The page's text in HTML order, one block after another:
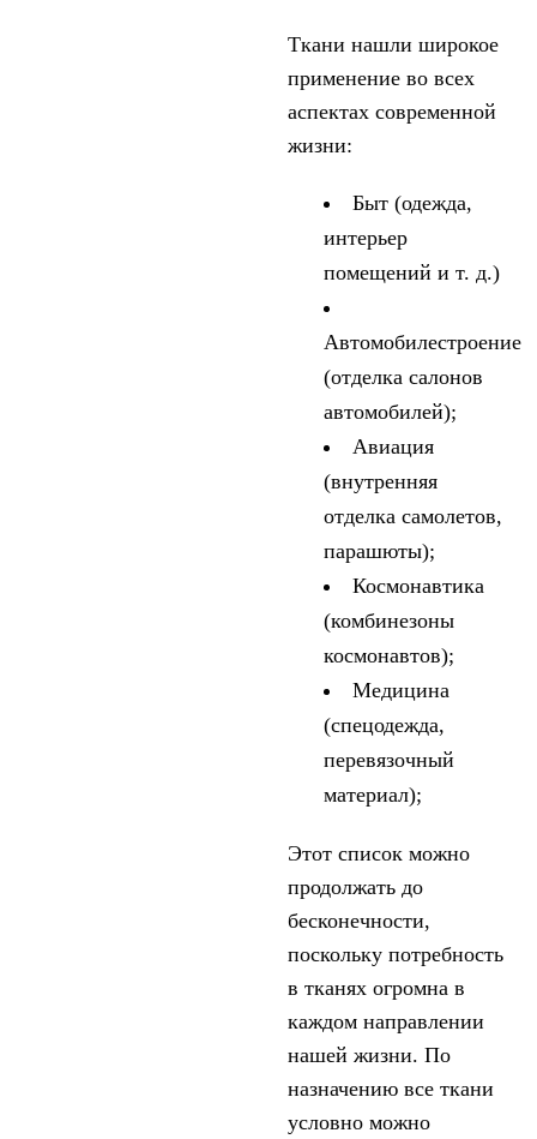
Ткани нашли широкое
применение во всех
аспектах современной
жизни:
Быт (одежда,
интерьер
помещений и т. д.)
Автомобилестроение
(отделка салонов
автомобилей);
Авиация
(внутренняя
отделка самолетов,
парашюты);
Космонавтика
(комбинезоны
космонавтов);
Медицина
(спецодежда,
перевязочный
материал);
Этот список можно
продолжать до
бесконечности,
поскольку потребность
в тканях огромна в
каждом направлении
нашей жизни. По
назначению все ткани
условно можно